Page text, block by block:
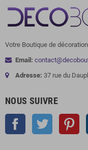
Votre Boutique de
Email:
Adresse: 37 rue du
NOUS SUIVRE
Facebook Twitter